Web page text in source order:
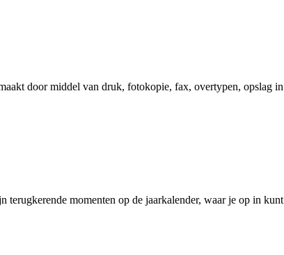
door middel van druk, fotokopie, fax, overtypen, opslag
terugkerende momenten op de jaarkalender, waar je op in